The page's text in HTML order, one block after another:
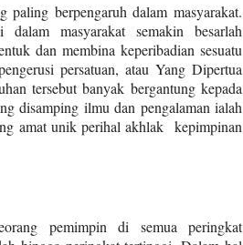
paling berpengaruh dalam masyarakat.
masyarakat semakin besarlah
dan membina keperibadian sesuatu
persatuan, atau Yang Dipertua
tersebut banyak bergantung kepada
disamping ilmu dan pengalaman ialah
amat unik perihal akhlak kepimpinan
pemimpin di semua peringkat